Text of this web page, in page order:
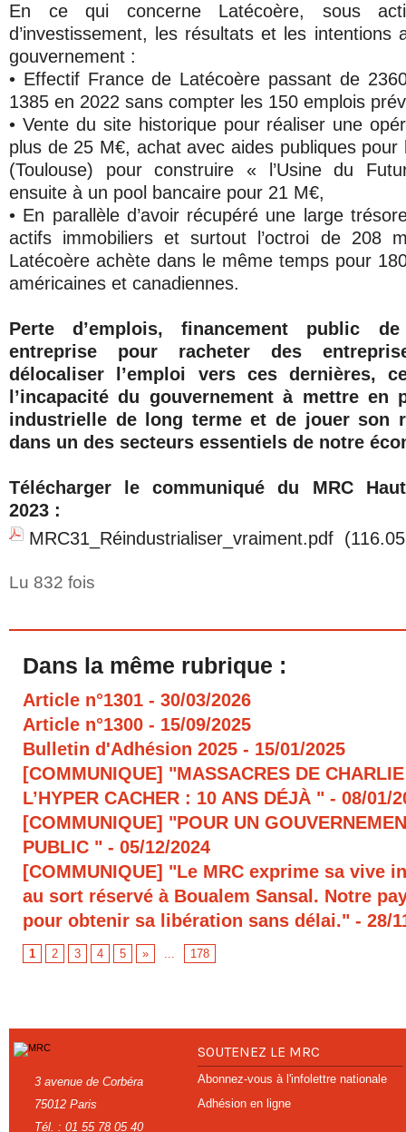
En ce qui concerne Latécoère, sous
d’investissement, les résultats et les intentions
gouvernement :
• Effectif France de Latécoère passant de
1385 en 2022 sans compter les 150 emplois
• Vente du site historique pour réaliser une
plus de 25 M€, achat avec aides publiques
(Toulouse) pour construire « l’Usine du
ensuite à un pool bancaire pour 21 M€,
• En parallèle d’avoir récupéré une large
actifs immobiliers et surtout l’octroi de 208
Latécoère achète dans le même temps pour
américaines et canadiennes.
Perte d’emplois, financement public
entreprise pour racheter des
délocaliser l’emploi vers ces dernières,
l’incapacité du gouvernement à mettre en
industrielle de long terme et de jouer son
dans un des secteurs essentiels de notre
Télécharger le communiqué du MRC
2023 :
MRC31_Réindustrialiser_vraiment.pdf
Lu 832 fois
Dans la même rubrique :
Article n°1301 - 30/03/2026
Article n°1300 - 15/09/2025
Bulletin d'Adhésion 2025 - 15/01/2025
[COMMUNIQUE] "MASSACRES DE
L’HYPER CACHER : 10 ANS DÉJÀ " - 08/01/
[COMMUNIQUE] "POUR UN
PUBLIC " - 05/12/2024
[COMMUNIQUE] "Le MRC exprime sa vive
au sort réservé à Boualem Sansal. Notre
pour obtenir sa libération sans délai." - 28/
1 2 3 4 5 » ... 178
3 avenue de Corbéra
75012 Paris
Tél. : 01 55 78 05 40
SOUTENEZ LE MRC
Abonnez-vous à l'infolettre nationale
Adhésion en ligne